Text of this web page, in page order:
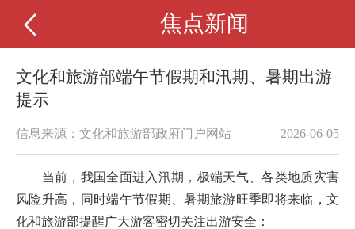
焦点新闻
文化和旅游部端午节假期和汛期、暑期出游
提示
信息来源：文化和旅游部政府门户网站 2026-06-05
当前，我国全面进入汛期，极端天气、各类地质灾害
风险升高，同时端午节假期、暑期旅游旺季即将来临，文
化和旅游部提醒广大游客密切关注出游安全：